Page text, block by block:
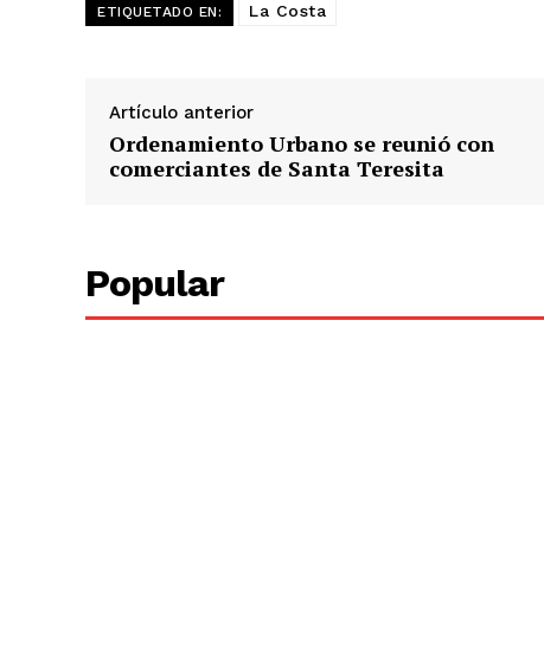
ETIQUETADO EN: La Costa
Artículo anterior
Ordenamiento Urbano se reunió con
comerciantes de Santa Teresita
Popular